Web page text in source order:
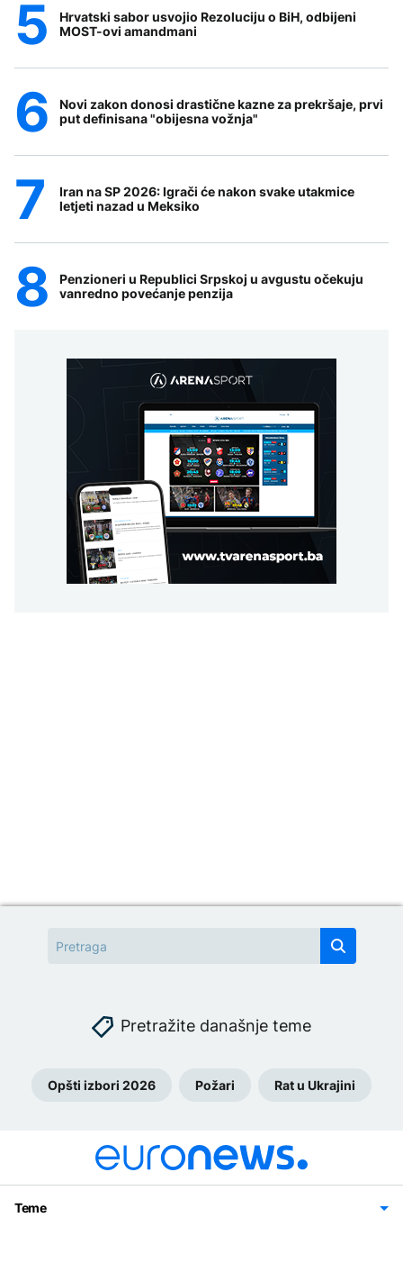
Hrvatski sabor usvojio Rezoluciju o BiH, odbijeni
MOST-ovi amandmani
Novi zakon donosi drastične kazne za prekršaje, prvi
put definisana "obijesna vožnja"
Iran na SP 2026: Igrači će nakon svake utakmice
letjeti nazad u Meksiko
Penzioneri u Republici Srpskoj u avgustu očekuju
vanredno povećanje penzija
Pretražite današnje teme
Opšti izbori 2026 Požari Rat u Ukrajini
Teme